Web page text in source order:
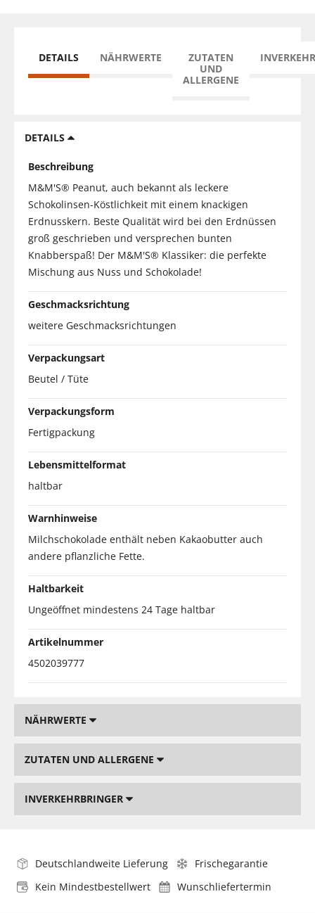
DETAILS NÄHRWERTE
ZUTATEN
UND
ALLERGENE
DETAILS
Beschreibung
M&M'S® Peanut, auch bekannt als leckere
Schokolinsen-Köstlichkeit mit einem knackigen
Erdnusskern. Beste Qualität wird bei den Erdnüssen
groß geschrieben und versprechen bunten
Knabberspaß! Der M&M'S® Klassiker: die perfekte
Mischung aus Nuss und Schokolade!
Geschmacksrichtung
weitere Geschmacksrichtungen
Verpackungsart
Beutel / Tüte
Verpackungsform
Fertigpackung
Lebensmittelformat
haltbar
Warnhinweise
Milchschokolade enthält neben Kakaobutter auch
andere pflanzliche Fette.
Haltbarkeit
Ungeöffnet mindestens 24 Tage haltbar
Artikelnummer
4502039777
NÄHRWERTE
ZUTATEN UND ALLERGENE
INVERKEHRBRINGER
Deutschlandweite Lieferung
Frischegarantie
Kein Mindestbestellwert
Wunschliefertermin